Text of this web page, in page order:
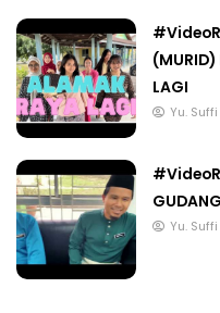
(MURID)
LAGI
Yu.
Yu.